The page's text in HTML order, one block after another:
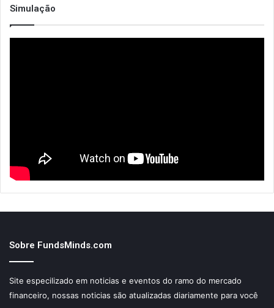
Simulação
Sobre FundsMinds.com
Site especilizado em noticias e eventos do ramo do mercado
financeiro, nossas noticias são atualizadas diariamente para você